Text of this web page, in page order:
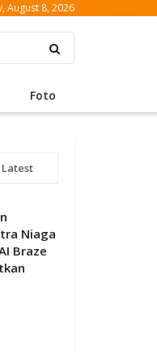
August 8, 2026
Foto
Latest
Niaga
Braze